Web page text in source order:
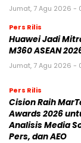
Jumat, 7 Agu 2026 -
Pers Rilis
Huawei Jadi
M360 ASEAN
Jumat, 7 Agu 2026 -
Pers Rilis
Cision Raih
Awards 2026
Analisis Media
Pers, dan AEO